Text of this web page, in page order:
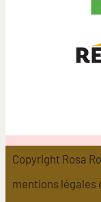
Copyright Rosa
mentions légales